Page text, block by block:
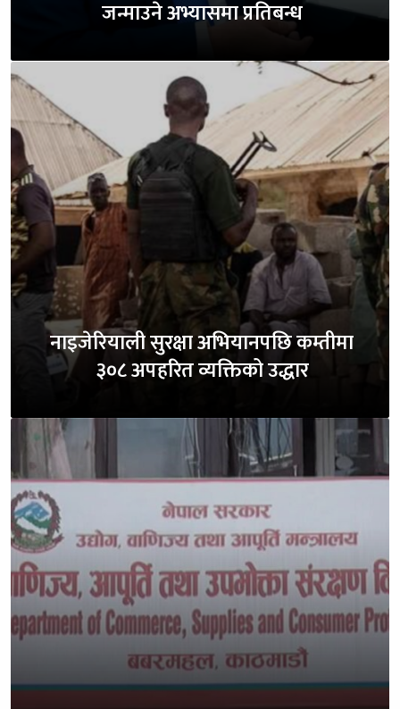
जन्माउने अभ्यासमा प्रतिबन्ध
नाइजेरियाली सुरक्षा अभियानपछि कम्तीमा
३०८ अपहरित व्यक्तिको उद्धार